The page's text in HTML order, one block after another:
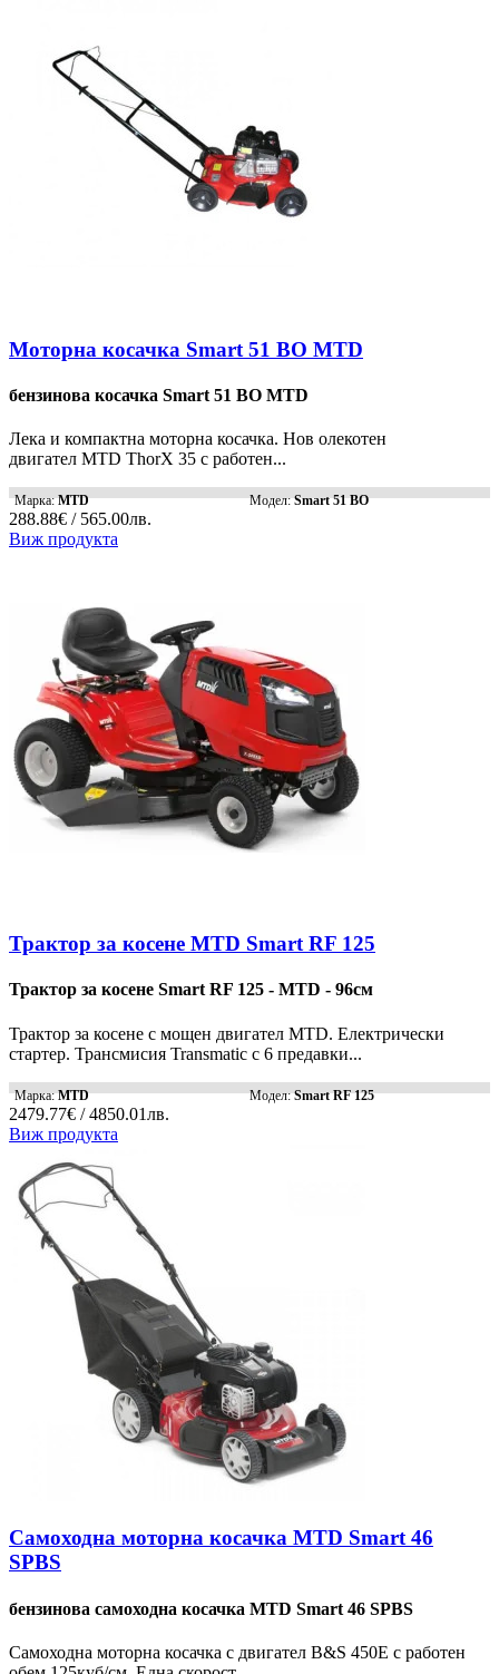
Моторна косачка Smart 51 BO MTD
бензинова косачка Smart 51 BO MTD
Лека и компактна моторна косачка. Нов олекотен
двигател MTD ThorX 35 с работен...
Марка:MTD Модел:Smart 51 BO
288.88€ / 565.00лв.
Виж продукта
Трактор за косене MTD Smart RF 125
Трактор за косене Smart RF 125 - MTD - 96см
Трактор за косене с мощен двигател MTD. Електрически
стартер. Трансмисия Transmatic с 6 предавки...
Марка:MTD Модел:Smart RF 125
2479.77€ / 4850.01лв.
Виж продукта
Самоходна моторна косачка MTD Smart 46
SPBS
бензинова самоходна косачка MTD Smart 46 SPBS
Самоходна моторна косачка с двигател B&S 450E с работен